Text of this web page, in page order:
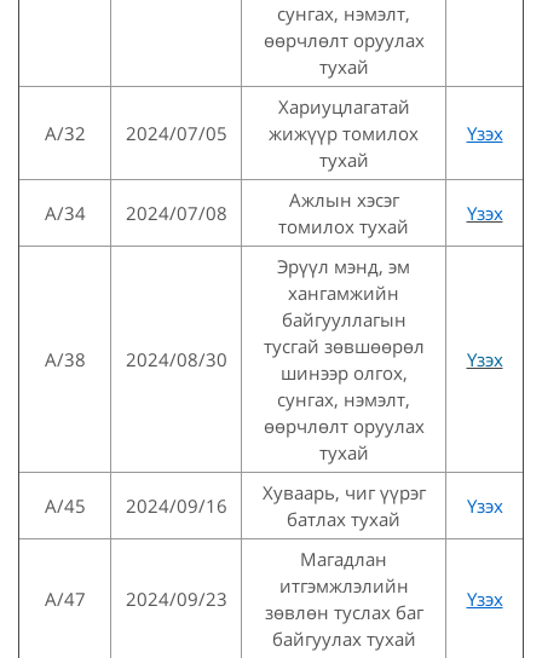
сунгах, нэмэлт,
өөрчлөлт оруулах
тухай
А/32 2024/07/05
Хариуцлагатай
жижүүр томилох
тухай
Үзэх
А/34 2024/07/08
Ажлын хэсэг
томилох тухай
Үзэх
А/38 2024/08/30
Эрүүл мэнд, эм
хангамжийн
байгууллагын
тусгай зөвшөөрөл
шинээр олгох,
сунгах, нэмэлт,
өөрчлөлт оруулах
тухай
Үзэх
А/45 2024/09/16
Хуваарь, чиг үүрэг
батлах тухай
Үзэх
А/47 2024/09/23
Магадлан
итгэмжлэлийн
зөвлөн туслах баг
байгуулах тухай
Үзэх